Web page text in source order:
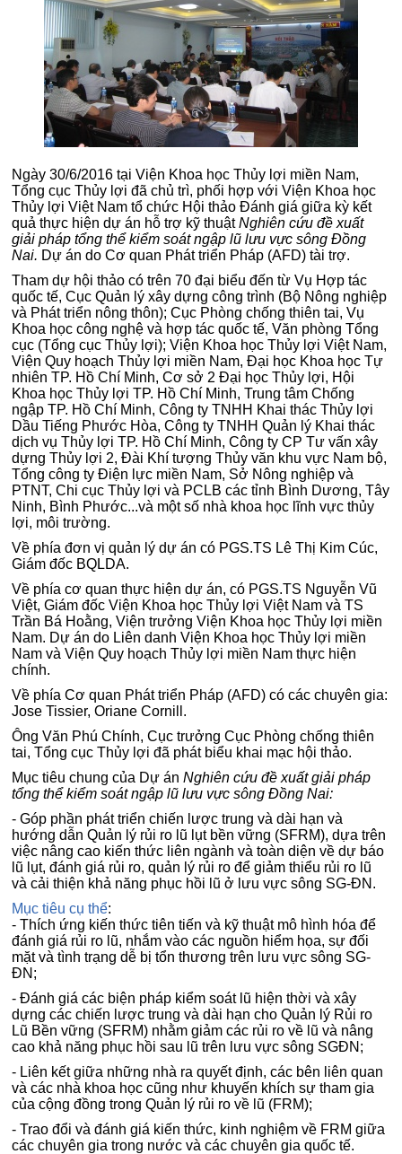
Ngày 30/6/2016 tại Viện Khoa học Thủy lợi miền Nam,
Tổng cục Thủy lợi đã chủ trì, phối hợp với Viện Khoa học
Thủy lợi Việt Nam tổ chức Hội thảo Đánh giá giữa kỳ kết
quả thực hiện dự án hỗ trợ kỹ thuậtNghiên cứu đề xuất
giải pháp tổng thể kiểm soát ngập lũ lưu vực sông Đồng
Nai. Dự án do Cơ quan Phát triển Pháp (AFD) tài trợ.
Tham dự hội thảo có trên 70 đại biểu đến từ Vụ Hợp tác
quốc tế, Cục Quản lý xây dựng công trình (Bộ Nông nghiệp
và Phát triển nông thôn); Cục Phòng chống thiên tai, Vụ
Khoa học công nghệ và hợp tác quốc tế, Văn phòng Tổng
cục (Tổng cục Thủy lợi); Viện Khoa học Thủy lợi Việt Nam,
Viện Quy hoạch Thủy lợi miền Nam, Đại học Khoa học Tự
nhiên TP. Hồ Chí Minh, Cơ sở 2 Đại học Thủy lợi, Hội
Khoa học Thủy lợi TP. Hồ Chí Minh, Trung tâm Chống
ngập TP. Hồ Chí Minh, Công ty TNHH Khai thác Thủy lợi
Dầu Tiếng Phước Hòa, Công ty TNHH Quản lý Khai thác
dịch vụ Thủy lợi TP. Hồ Chí Minh, Công ty CP Tư vấn xây
dựng Thủy lợi 2, Đài Khí tượng Thủy văn khu vực Nam bộ,
Tổng công ty Điện lực miền Nam, Sở Nông nghiệp và
PTNT, Chi cục Thủy lợi và PCLB các tỉnh Bình Dương, Tây
Ninh, Bình Phước...và một số nhà khoa học lĩnh vực thủy
lợi, môi trường.
Về phía đơn vị quản lý dự án có PGS.TS Lê Thị Kim Cúc,
Giám đốc BQLDA.
Về phía cơ quan thực hiện dự án, có PGS.TS Nguyễn Vũ
Việt, Giám đốc Viện Khoa học Thủy lợi Việt Nam và TS
Trần Bá Hoằng, Viện trưởng Viện Khoa học Thủy lợi miền
Nam. Dự án do Liên danh Viện Khoa học Thủy lợi miền
Nam và Viện Quy hoạch Thủy lợi miền Nam thực hiện
chính.
Về phía Cơ quan Phát triển Pháp (AFD) có các chuyên gia:
Jose Tissier, Oriane Cornill.
Ông Văn Phú Chính, Cục trưởng Cục Phòng chống thiên
tai, Tổng cục Thủy lợi đã phát biểu khai mạc hội thảo.
Mục tiêu chung của Dự ánNghiên cứu đề xuất giải pháp
tổng thể kiểm soát ngập lũ lưu vực sông Đồng Nai:
- Góp phần phát triển chiến lược trung và dài hạn và
hướng dẫn Quản lý rủi ro lũ lụt bền vững (SFRM), dựa trên
việc nâng cao kiến thức liên ngành và toàn diện về dự báo
lũ lụt, đánh giá rủi ro, quản lý rủi ro để giảm thiểu rủi ro lũ
và cải thiện khả năng phục hồi lũ ở lưu vực sông SG-ĐN.
Mục tiêu cụ thể:
- Thích ứng kiến thức tiên tiến và kỹ thuật mô hình hóa để
đánh giá rủi ro lũ, nhắm vào các nguồn hiểm họa, sự đối
mặt và tình trạng dễ bị tổn thương trên lưu vực sông SG-
ĐN;
- Đánh giá các biện pháp kiểm soát lũ hiện thời và xây
dựng các chiến lược trung và dài hạn cho Quản lý Rủi ro
Lũ Bền vững (SFRM) nhằm giảm các rủi ro về lũ và nâng
cao khả năng phục hồi sau lũ trên lưu vực sông SGĐN;
- Liên kết giữa những nhà ra quyết định, các bên liên quan
và các nhà khoa học cũng như khuyến khích sự tham gia
của cộng đồng trong Quản lý rủi ro về lũ (FRM);
- Trao đổi và đánh giá kiến thức, kinh nghiệm về FRM giữa
các chuyên gia trong nước và các chuyên gia quốc tế.